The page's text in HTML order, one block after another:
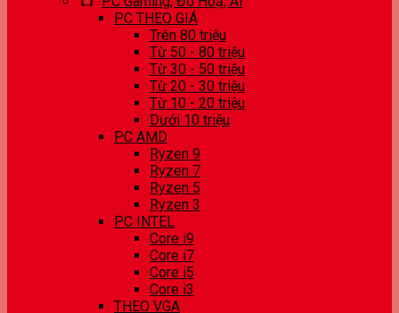
PC THEO GIÁ
Trên 80 triệu
Từ 50 - 80 triệu
Từ 30 - 50 triệu
Từ 20 - 30 triệu
Từ 10 - 20 triệu
Dưới 10 triệu
PC AMD
Ryzen 9
Ryzen 7
Ryzen 5
Ryzen 3
PC INTEL
Core i9
Core i7
Core i5
Core i3
THEO VGA